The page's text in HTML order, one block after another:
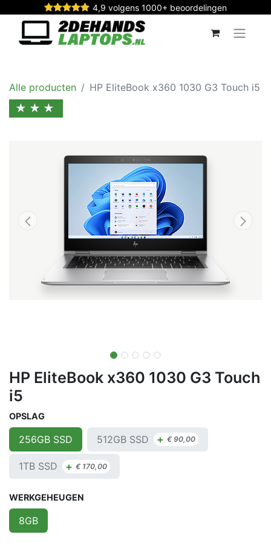
4,9 volgens 1000+ beoordelingen
Alle producten HP EliteBook x360 1030 G3 Touch i5
★★★
HP EliteBook x360 1030 G3 Touch
i5
OPSLAG
256GB SSD 512GB SSD + €90,00
1TB SSD + € 170,00
WERKGEHEUGEN
8GB